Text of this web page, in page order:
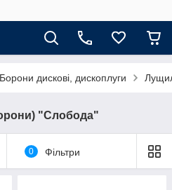
Борони дискові, дископлуги
"Слобода"
0 Фільтри